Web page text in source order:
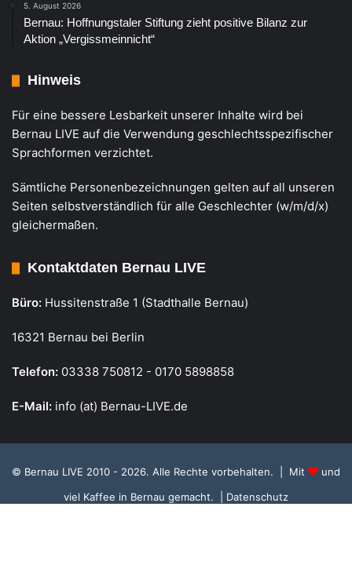
5. August 2026
Bernau: Hoffnungstaler Stiftung zieht positive Bilanz zur
Aktion „Vergissmeinnicht“
Hinweis
Für eine bessere Lesbarkeit unserer Inhalte wird bei
Bernau LIVE auf die Verwendung geschlechtsspezifischer
Sprachformen verzichtet.
Sämtliche Personenbezeichnungen gelten auf all unseren
Seiten selbstverständlich für alle Geschlechter (w/m/d/x)
gleichermaßen.
Kontaktdaten Bernau LIVE
Büro: Hussitenstraße 1 (Stadthalle Bernau)
16321 Bernau bei Berlin
Telefon: 03338 750812 - 0170 5898858
E-Mail: info (at) Bernau-LIVE.de
© Bernau LIVE 2010 - 2026. Alle Rechte vorbehalten. | Mit
und
viel Kaffee in Bernau gemacht.
| Datenschutz